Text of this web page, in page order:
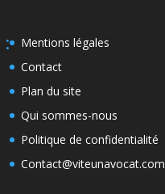
:
Mentions légales
Contact
Plan du site
Qui sommes-nous
Politique de confidentialité
Contact@viteunavocat.com